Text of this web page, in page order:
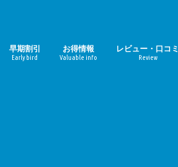
早期割引
Early bird
お得情報
Valuable info
レビュー・口コミ
Review